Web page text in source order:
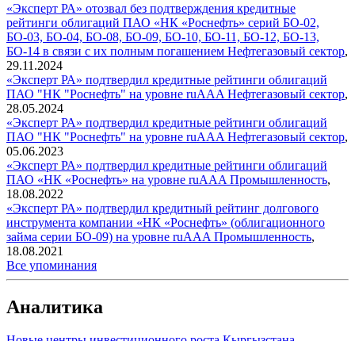
«Эксперт РА» отозвал без подтверждения кредитные
рейтинги облигаций ПАО «НК «Роснефть» серий БО-02,
БО-03, БО-04, БО-08, БО-09, БО-10, БО-11, БО-12, БО-13,
БО-14 в связи с их полным погашением Нефтегазовый сектор,
29.11.2024
«Эксперт РА» подтвердил кредитные рейтинги облигаций
ПАО "НК "Роснефть" на уровне ruAAA Нефтегазовый сектор,
28.05.2024
«Эксперт РА» подтвердил кредитные рейтинги облигаций
ПАО "НК "Роснефть" на уровне ruAAA Нефтегазовый сектор,
05.06.2023
«Эксперт РА» подтвердил кредитные рейтинги облигаций
ПАО «НК «Роснефть» на уровне ruAAA Промышленность,
18.08.2022
«Эксперт РА» подтвердил кредитный рейтинг долгового
инструмента компании «НК «Роснефть» (облигационного
займа серии БО-09) на уровне ruAAA Промышленность,
18.08.2021
Все упоминания
Аналитика